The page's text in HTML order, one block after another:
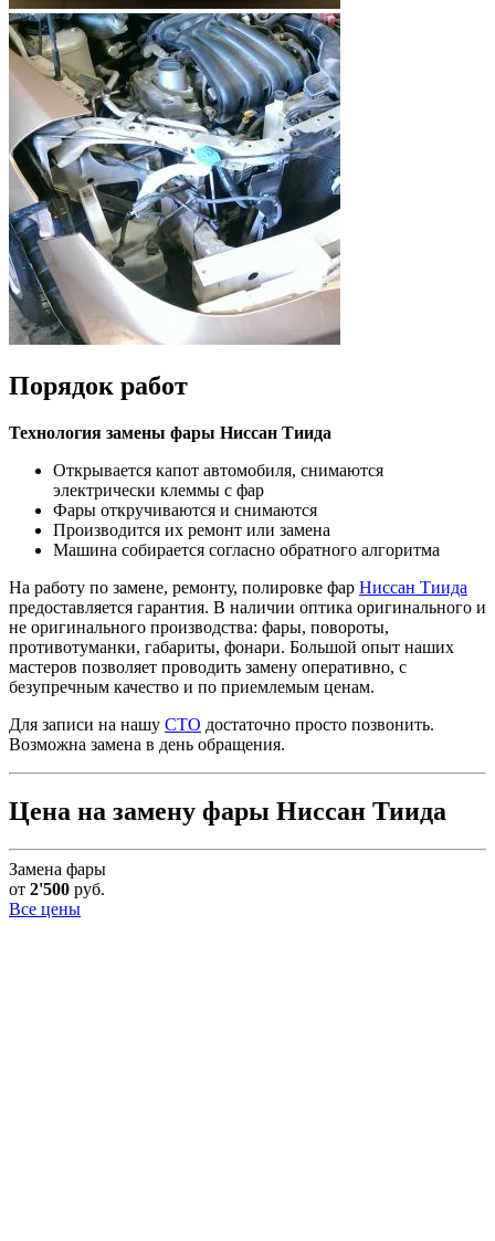
Порядок работ
Технология замены фары Ниссан Тиида
Открывается капот автомобиля, снимаются
электрически клеммы с фар
Фары откручиваются и снимаются
Производится их ремонт или замена
Машина собирается согласно обратного алгоритма
На работу по замене, ремонту, полировке фар Ниссан Тиида
предоставляется гарантия. В наличии оптика оригинального и
не оригинального производства: фары, повороты,
противотуманки, габариты, фонари. Большой опыт наших
мастеров позволяет проводить замену оперативно, с
безупречным качество и по приемлемым ценам.
Для записи на нашу СТО достаточно просто позвонить.
Возможна замена в день обращения.
Цена на замену фары Ниссан Тиида
Замена фары
от 2'500 руб.
Все цены